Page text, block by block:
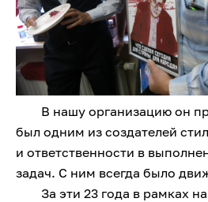
В нашу организацию он
был одним из создателей
и ответственности в
задач. С ним всегда было
За эти 23 года в рамках